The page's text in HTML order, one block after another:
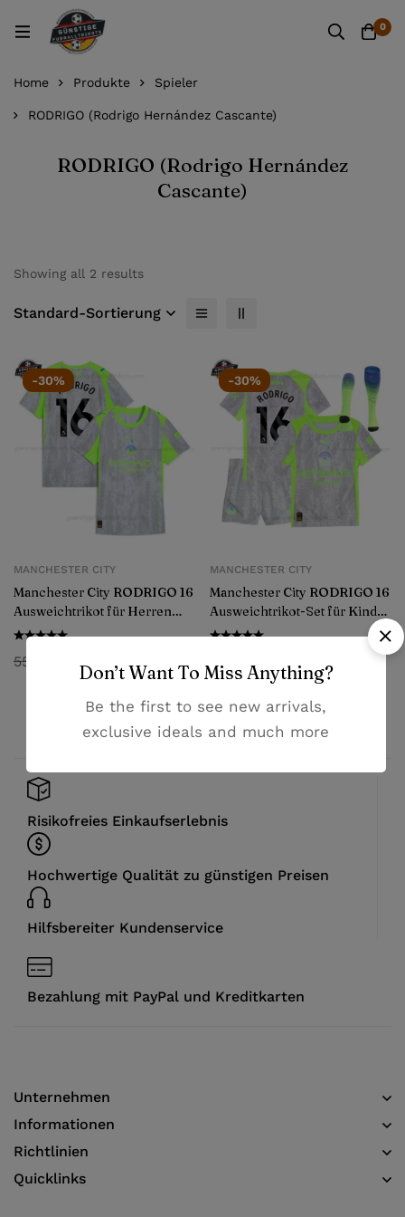
0
Home Produkte Spieler
RODRIGO (Rodrigo Hernández Cascante)
RODRIGO (Rodrigo Hernández
Cascante)
Showing all 2 results
Standard-Sortierung
-30%
MANCHESTER CITY
Manchester City RODRIGO 16
Ausweichtrikot für Herren
2025/26
55,99 38,99€
-30%
MANCHESTER CITY
Manchester City RODRIGO 16
Ausweichtrikot-Set für Kinder
2025/26
55,99€ 38,99
Risikofreies Einkaufserlebnis
Hochwertige Qualität zu günstigen Preisen
Hilfsbereiter Kundenservice
Bezahlung mit PayPal und Kreditkarten
Unternehmen
Informationen​
Richtlinien
Quicklinks
Don’t Want To Miss Anything?
Be the first to see new arrivals,
exclusive ideals and much more